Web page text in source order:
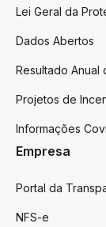
Lei Geral da
Dados Abertos
Resultado Anual
Projetos de
Informações
Empresa
Portal da
NFS-e